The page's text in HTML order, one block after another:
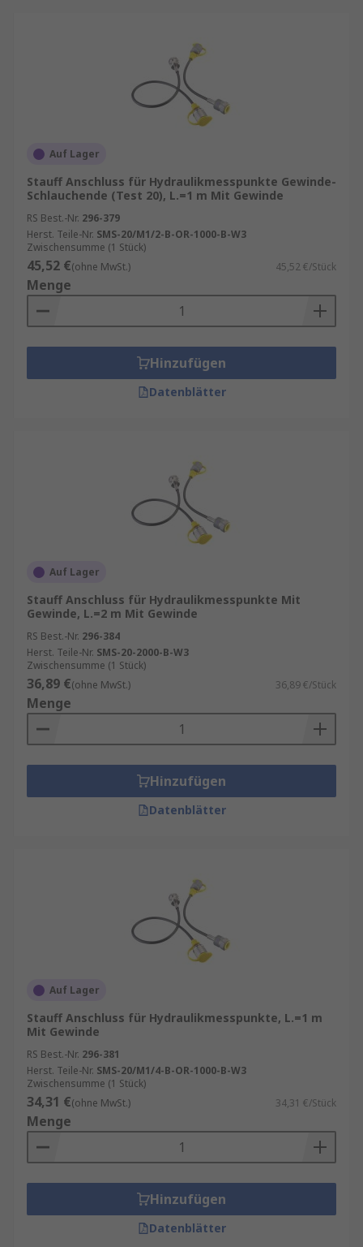
Auf Lager
Stauff Anschluss für Hydraulikmesspunkte Gewinde-
Schlauchende (Test 20), L.=1 m Mit Gewinde
RS Best.-Nr. 296-379
Herst. Teile-Nr. SMS-20/M1/2-B-OR-1000-B-W3
Zwischensumme (1 Stück)
45,52 €(ohne MwSt.) 45,52 €/Stück
Menge
Hinzufügen
Datenblätter
Auf Lager
Stauff Anschluss für Hydraulikmesspunkte Mit
Gewinde, L.=2 m Mit Gewinde
RS Best.-Nr. 296-384
Herst. Teile-Nr. SMS-20-2000-B-W3
Zwischensumme (1 Stück)
36,89 €(ohne MwSt.) 36,89 €/Stück
Menge
Hinzufügen
Datenblätter
Auf Lager
Stauff Anschluss für Hydraulikmesspunkte, L.=1 m
Mit Gewinde
RS Best.-Nr. 296-381
Herst. Teile-Nr. SMS-20/M1/4-B-OR-1000-B-W3
Zwischensumme (1 Stück)
34,31 €(ohne MwSt.) 34,31 €/Stück
Menge
Hinzufügen
Datenblätter